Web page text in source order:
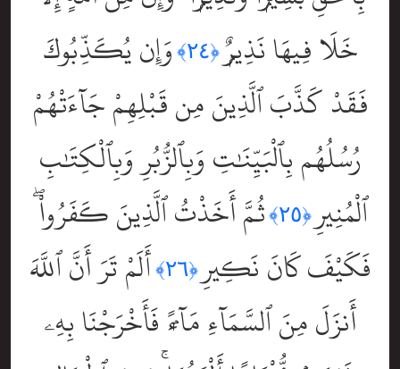
خَلَا فِيهَا نَذِيرٌۭ﴿٢٤﴾
وَإِن يُكَذِّبُوكَ
فَقَدْ كَذَّبَ ٱلَّذِينَ مِن قَبْلِهِمْ جَآءَتْهُمْ
رُسُلُهُم بِٱلْبَيِّنَٰتِ وَبِٱلزُّبُرِ وَبِٱلْكِتَٰبِ
ٱلْمُنِيرِ﴿٢٥﴾
ثُمَّ أَخَذْتُ ٱلَّذِينَ كَفَرُواْ ۖ
فَكَيْفَ كَانَ نَكِيرِ﴿٢٦﴾
أَلَمْ تَرَ أَنَّ ٱللَّهَ
أَنزَلَ مِنَ ٱلسَّمَآءِ مَآءًۭ فَأَخْرَجْنَا بِهِۦ